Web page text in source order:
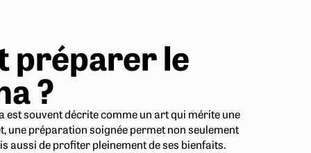
préparer le
?
est souvent décrite comme un art qui mérite une
une préparation soignée permet non seulement
aussi de profiter pleinement de ses bienfaits.